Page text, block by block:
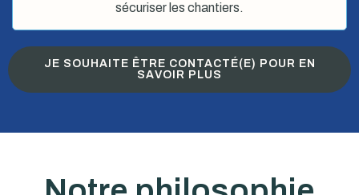
sécuriser les chantiers.
JE SOUHAITE ÊTRE CONTACTÉ(E) POUR EN
SAVOIR PLUS